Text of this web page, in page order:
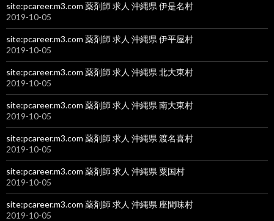
site:pcareer.m3.com 薬剤師 求人 沖縄県 伊是名村
2019-10-05
site:pcareer.m3.com 薬剤師 求人 沖縄県 伊平屋村
2019-10-05
site:pcareer.m3.com 薬剤師 求人 沖縄県 北大東村
2019-10-05
site:pcareer.m3.com 薬剤師 求人 沖縄県 南大東村
2019-10-05
site:pcareer.m3.com 薬剤師 求人 沖縄県 渡名喜村
2019-10-05
site:pcareer.m3.com 薬剤師 求人 沖縄県 粟国村
2019-10-05
site:pcareer.m3.com 薬剤師 求人 沖縄県 座間味村
2019-10-05